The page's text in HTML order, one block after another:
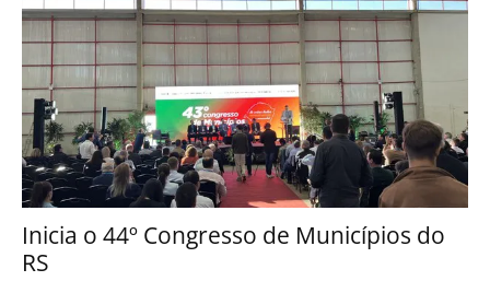
Inicia o 44º Congresso de Municípios do
RS